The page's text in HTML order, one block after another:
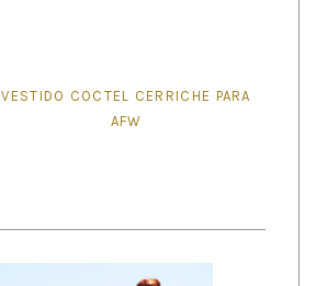
VESTIDO COCTEL CERRICHE PARA
AFW